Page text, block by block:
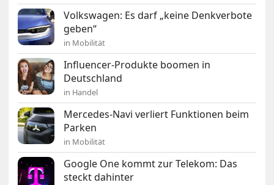
Volkswagen: Es darf „keine Denkverbote
geben“
in Mobilität
Influencer-Produkte boomen in
Deutschland
in Handel
Mercedes-Navi verliert Funktionen beim
Parken
in Mobilität
Google One kommt zur Telekom: Das
steckt dahinter